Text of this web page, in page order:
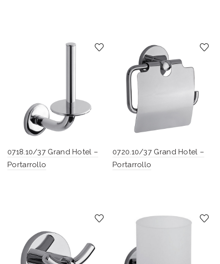
0718.10/37 Grand Hotel –
Portarrollo
0720.10/37 Grand Hotel –
Portarrollo